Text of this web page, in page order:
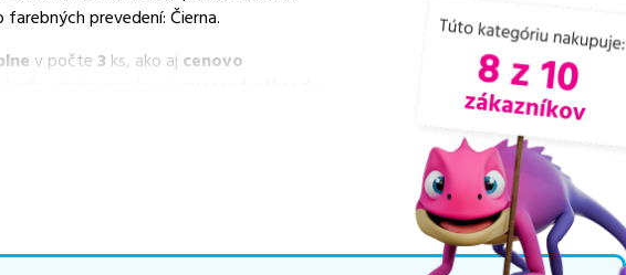
prevedení: Čierna.
v počte 3 ks, ako aj cenovo
bezproblémovú tlač.
pravidelne naskladňovať